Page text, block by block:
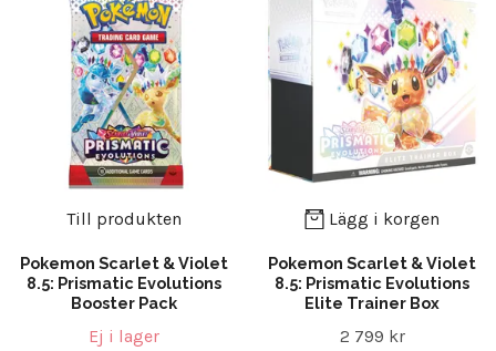
Till produkten
Pokemon Scarlet & Violet
8.5: Prismatic Evolutions
Booster Pack
Ej i lager
Lägg i korgen
Pokemon Scarlet & Violet
8.5: Prismatic Evolutions
Elite Trainer Box
2 799 kr